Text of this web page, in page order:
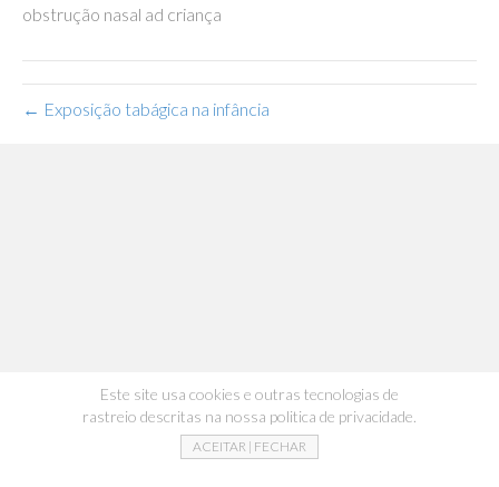
obstrução nasal ad criança
← Exposição tabágica na infância
Este site usa cookies e outras tecnologias de
rastreio descritas na nossa politica de privacidade.
ACEITAR | FECHAR